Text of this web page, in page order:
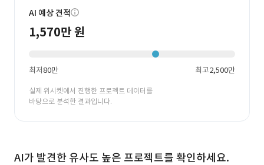
AI 예상 견적
1,570만 원
최저80만 최고2,500만
실제 위시켓에서 진행한 프로젝트 데이터를
바탕으로 분석한 결과입니다.
AI가 발견한 유사도 높은 프로젝트를 확인하세요.